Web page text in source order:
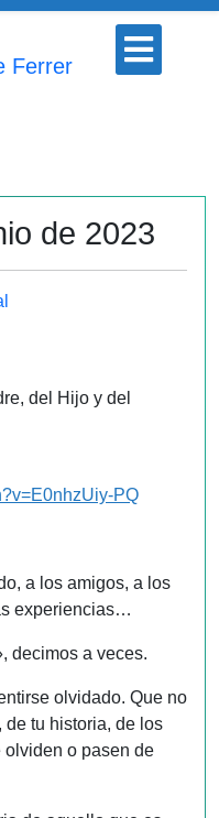
Ferrer
Botón
abrir
de 2023
del Hijo y del
PQ
a los amigos, a los
experiencias…
decimos a veces.
olvidado. Que no
tu historia, de los
olviden o pasen de